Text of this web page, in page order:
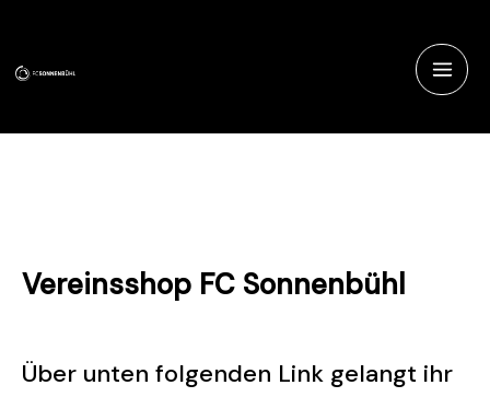
springen
Vereinsshop FC Sonnenbühl
Über unten folgenden Link gelangt ihr